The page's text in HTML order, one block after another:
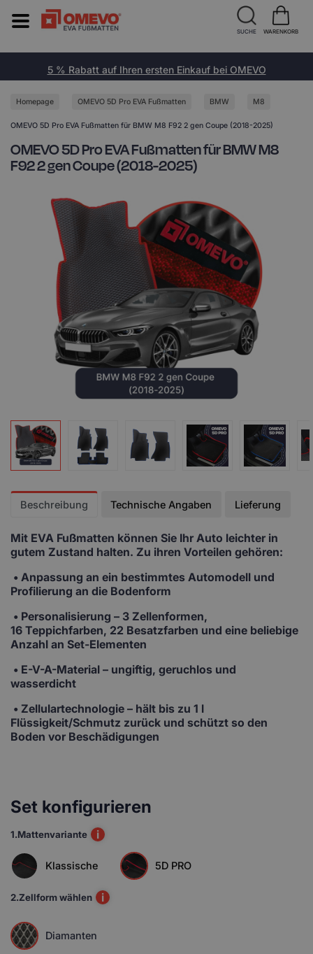
5 % Rabatt auf Ihren ersten Einkauf bei OMEVO
Homepage OMEVO 5D Pro EVA Fußmatten BMW M8
OMEVO 5D Pro EVA Fußmatten für BMW M8 F92 2 gen Coupe (2018-2025)
OMEVO 5D Pro EVA Fußmatten für BMW M8
F92 2 gen Coupe (2018-2025)
Beschreibung Technische Angaben Lieferung
Mit EVA Fußmatten können Sie Ihr Auto leichter in
gutem Zustand halten. Zu ihren Vorteilen gehören:
• Anpassung an ein bestimmtes Automodell und
Profilierung an die Bodenform
• Personalisierung – 3 Zellenformen,
16 Teppichfarben, 22 Besatzfarben und eine beliebige
Anzahl an Set-Elementen
• E-V-A-Material – ungiftig, geruchlos und
wasserdicht
• Zellulartechnologie – hält bis zu 1 l
Flüssigkeit/Schmutz zurück und schützt so den
Boden vor Beschädigungen
Set konfigurieren
1.Mattenvariante i
Klassische 5D PRO
2.Zellform wählen i
Diamanten
SUCHE WARENKORB